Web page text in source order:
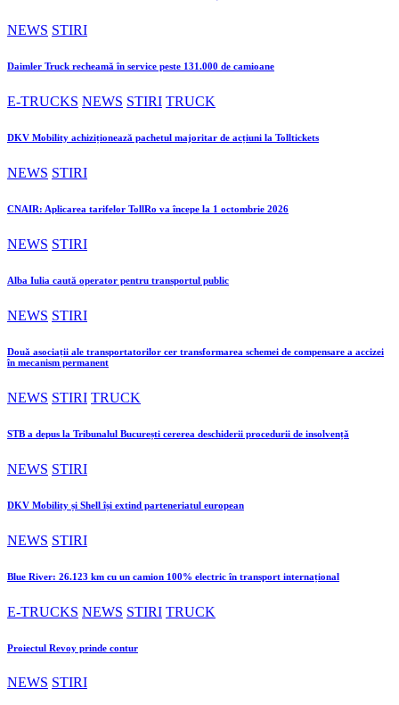
NEWS STIRI
Daimler Truck recheamă în service peste 131.000 de camioane
E-TRUCKS NEWS STIRI TRUCK
DKV Mobility achiziționează pachetul majoritar de acțiuni la Tolltickets
NEWS STIRI
CNAIR: Aplicarea tarifelor TollRo va începe la 1 octombrie 2026
NEWS STIRI
Alba Iulia caută operator pentru transportul public
NEWS STIRI
Două asociații ale transportatorilor cer transformarea schemei de compensare a accizei
în mecanism permanent
NEWS STIRI TRUCK
STB a depus la Tribunalul București cererea deschiderii procedurii de insolvență
NEWS STIRI
DKV Mobility și Shell își extind parteneriatul european
NEWS STIRI
Blue River: 26.123 km cu un camion 100% electric în transport internațional
E-TRUCKS NEWS STIRI TRUCK
Proiectul Revoy prinde contur
NEWS STIRI